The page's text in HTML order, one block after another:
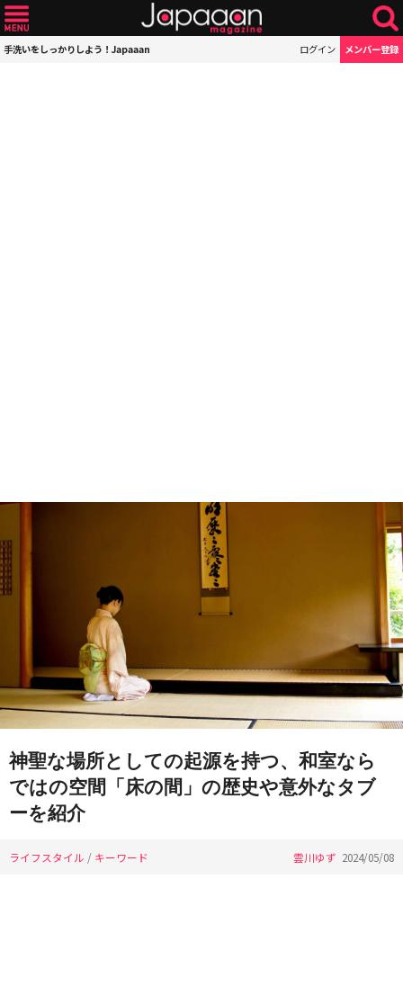
手洗いをしっかりしよう！Japaaan ログイン メンバー登録
神聖な場所としての起源を持つ、和室なら
ではの空間「床の間」の歴史や意外なタブ
ーを紹介
ライフスタイル / キーワード 雲川ゆず 2024/05/08